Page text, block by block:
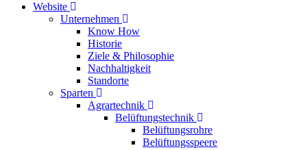
Website
Unternehmen
Know How
Historie
Ziele & Philosophie
Nachhaltigkeit
Standorte
Sparten
Agrartechnik
Belüftungstechnik
Belüftungsrohre
Belüftungsspeere